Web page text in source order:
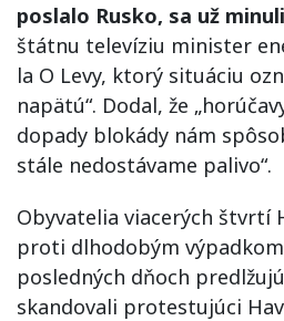
poslalo Rusko, sa už
štátnu televíziu minister
la O Levy, ktorý situáciu
napätú“. Dodal, že
dopady blokády nám
stále nedostávame palivo“.
Obyvatelia viacerých štvrtí
proti dlhodobým
posledných dňoch
skandovali protestujúci